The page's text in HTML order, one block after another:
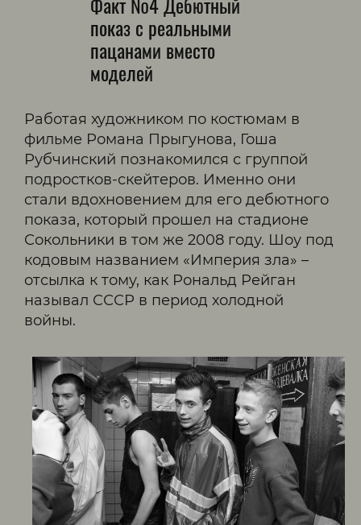
показ с реальными
пацанами вместо
моделей
Работая художником по костюмам в
фильме Романа Прыгунова, Гоша
Рубчинский познакомился с группой
подростков-скейтеров. Именно они
стали вдохновением для его дебютного
показа, который прошел на стадионе
Сокольники в том же 2008 году. Шоу под
кодовым названием «Империя зла» –
отсылка к тому, как Рональд Рейган
называл СССР в период холодной
войны.